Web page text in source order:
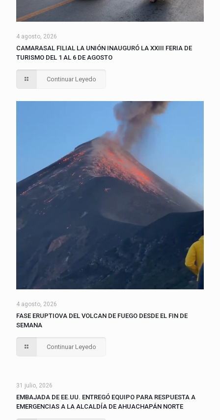
4 agosto, 2026
CAMARASAL FILIAL LA UNIÓN INAUGURÓ LA XXIII FERIA DE
TURISMO DEL 1 AL 6 DE AGOSTO
Continuar Leyedo
4 agosto, 2026
FASE ERUPTIOVA DEL VOLCAN DE FUEGO DESDE EL FIN DE
SEMANA
Continuar Leyedo
31 julio, 2026
EMBAJADA DE EE.UU. ENTREGÓ EQUIPO PARA RESPUESTA A
EMERGENCIAS A LA ALCALDÍA DE AHUACHAPÁN NORTE